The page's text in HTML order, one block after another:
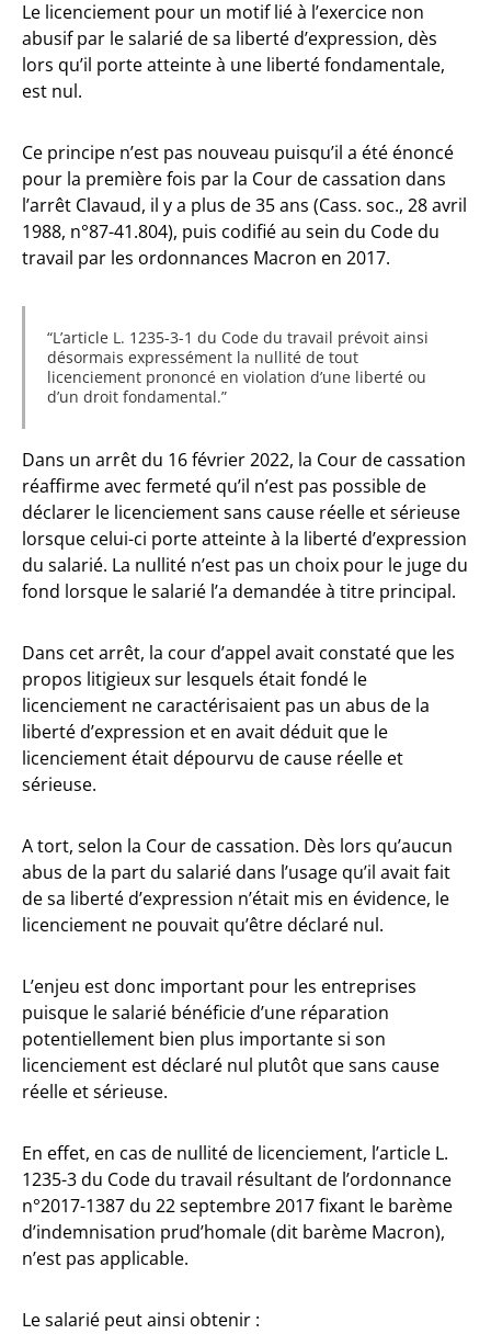
Le licenciement pour un motif lié à l’exercice non
abusif par le salarié de sa liberté d’expression, dès
lors qu’il porte atteinte à une liberté fondamentale,
est nul.
Ce principe n’est pas nouveau puisqu’il a été énoncé
pour la première fois par la Cour de cassation dans
l’arrêt Clavaud, il y a plus de 35 ans (Cass. soc., 28 avril
1988, n°87-41.804), puis codifié au sein du Code du
travail par les ordonnances Macron en 2017.
L’article L. 1235-3-1 du Code du travail prévoit ainsi
désormais expressément la nullité de tout
licenciement prononcé en violation d’une liberté ou
d’un droit fondamental.
Dans un arrêt du 16 février 2022, la Cour de cassation
réaffirme avec fermeté qu’il n’est pas possible de
déclarer le licenciement sans cause réelle et sérieuse
lorsque celui-ci porte atteinte à la liberté d’expression
du salarié. La nullité n’est pas un choix pour le juge du
fond lorsque le salarié l’a demandée à titre principal.
Dans cet arrêt, la cour d’appel avait constaté que les
propos litigieux sur lesquels était fondé le
licenciement ne caractérisaient pas un abus de la
liberté d’expression et en avait déduit que le
licenciement était dépourvu de cause réelle et
sérieuse.
A tort, selon la Cour de cassation. Dès lors qu’aucun
abus de la part du salarié dans l’usage qu’il avait fait
de sa liberté d’expression n’était mis en évidence, le
licenciement ne pouvait qu’être déclaré nul.
L’enjeu est donc important pour les entreprises
puisque le salarié bénéficie d’une réparation
potentiellement bien plus importante si son
licenciement est déclaré nul plutôt que sans cause
réelle et sérieuse.
En effet, en cas de nullité de licenciement, l’article L.
1235-3 du Code du travail résultant de l’ordonnance
n°2017-1387 du 22 septembre 2017 fixant le barème
d’indemnisation prud’homale (dit barème Macron),
n’est pas applicable.
Le salarié peut ainsi obtenir :